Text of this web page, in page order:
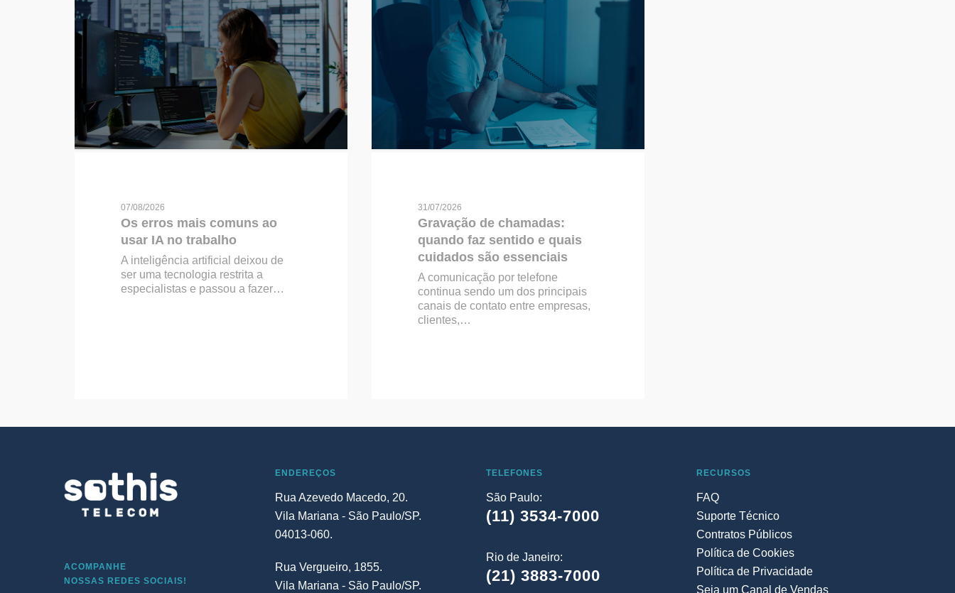
07/08/2026
Os erros mais comuns ao
usar IA no trabalho
A inteligência artificial deixou de
ser uma tecnologia restrita a
especialistas e passou a fazer…
31/07/2026
Gravação de chamadas:
quando faz sentido e quais
cuidados são essenciais
A comunicação por telefone
continua sendo um dos principais
canais de contato entre empresas,
clientes,…
ACOMPANHE
NOSSAS REDES SOCIAIS!
ENDEREÇOS
Rua Azevedo Macedo, 20.
Vila Mariana - São Paulo/SP.
04013-060.
Rua Vergueiro, 1855.
Vila Mariana - São Paulo/SP.
TELEFONES
São Paulo:
(11) 3534-7000
Rio de Janeiro:
(21) 3883-7000
RECURSOS
FAQ
Suporte Técnico
Contratos Públicos
Política de Cookies
Política de Privacidade
Seja um Canal de Vendas